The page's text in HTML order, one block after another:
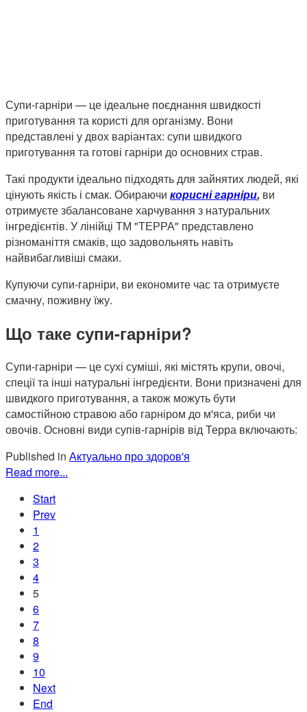
Супи-гарніри — це ідеальне поєднання швидкості
приготування та користі для організму. Вони
представлені у двох варіантах: супи швидкого
приготування та готові гарніри до основних страв.
Такі продукти ідеально підходять для зайнятих людей, які
цінують якість і смак. Обираючи корисні гарніри, ви
отримуєте збалансоване харчування з натуральних
інгредієнтів. У лінійці ТМ "ТЕРРА" представлено
різноманіття смаків, що задовольнять навіть
найвибагливіші смаки.
Купуючи супи-гарніри, ви економите час та отримуєте
смачну, поживну їжу.
Що таке супи-гарніри?
Супи-гарніри — це сухі суміші, які містять крупи, овочі,
спеції та інші натуральні інгредієнти. Вони призначені для
швидкого приготування, а також можуть бути
самостійною стравою або гарніром до м'яса, риби чи
овочів. Основні види супів-гарнірів від Терра включають:
Published in Актуально про здоров'я
Read more...
Start
Prev
1
2
3
4
5
6
7
8
9
10
Next
End